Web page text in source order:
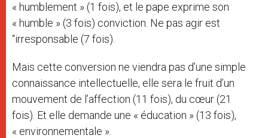
« humblement » (1 fois), et le pape exprime son
« humble » (3 fois) conviction. Ne pas agir est
“irresponsable (7 fois).
Mais cette conversion ne viendra pas d’une simple
connaissance intellectuelle, elle sera le fruit d’un
mouvement de l’affection (11 fois), du cœur (21
fois). Et elle demande une « éducation » (13 fois),
« environnementale ».